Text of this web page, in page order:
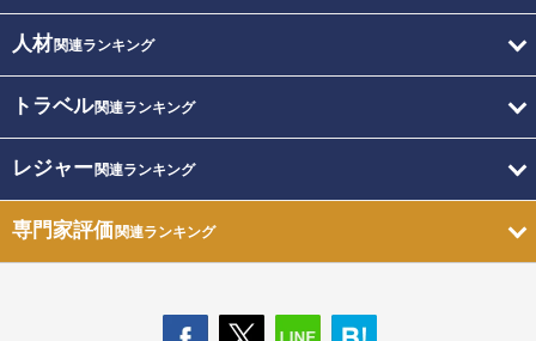
人材関連ランキング
トラベル関連ランキング
レジャー関連ランキング
専門家評価関連ランキング